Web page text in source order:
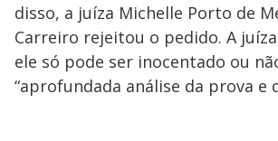
disso, a juíza Michelle Porto de
Carreiro rejeitou o pedido. A
ele só pode ser inocentado ou
“aprofundada análise da prova e